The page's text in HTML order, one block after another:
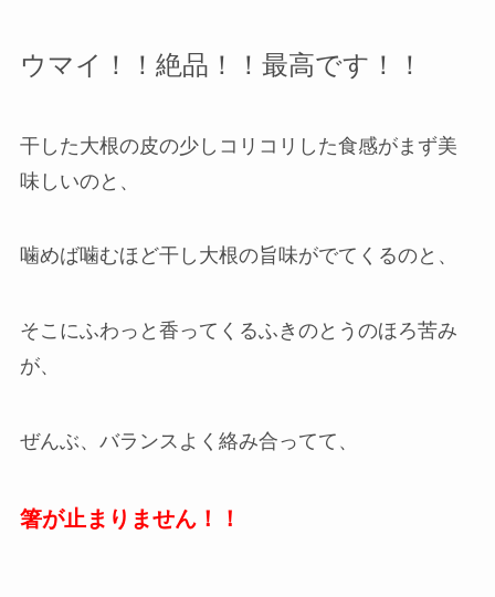
ウマイ！！絶品！！最高です！！
干した大根の皮の少しコリコリした食感がまず美
味しいのと、
噛めば噛むほど干し大根の旨味がでてくるのと、
そこにふわっと香ってくるふきのとうのほろ苦み
が、
ぜんぶ、バランスよく絡み合ってて、
箸が止まりません！！